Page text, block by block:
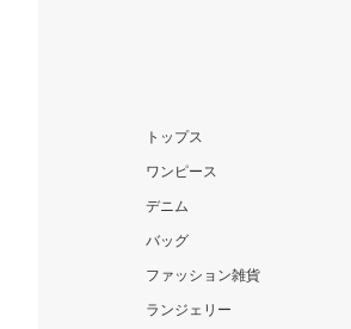
トップス
ワンピース
デニム
バッグ
ファッション雑貨
ランジェリー